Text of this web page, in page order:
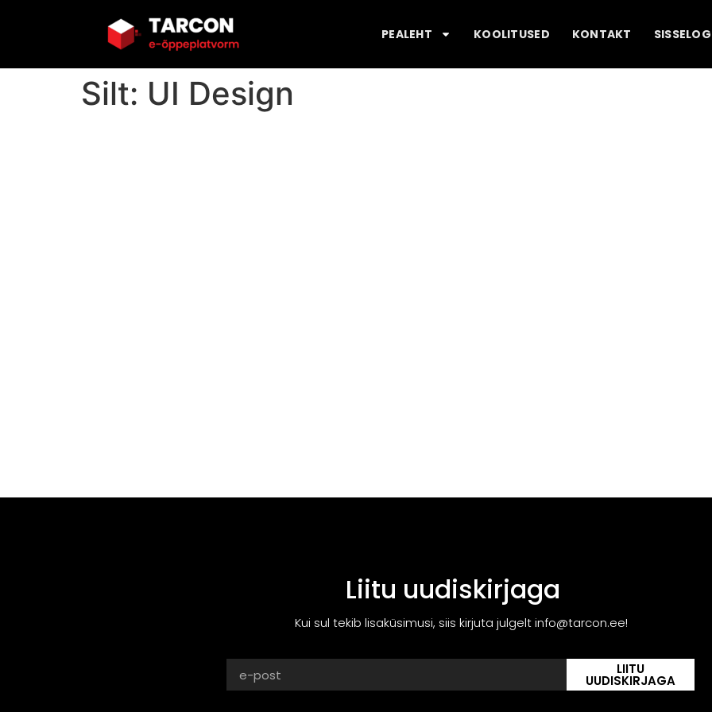
PEALEHT KOOLITUSED KONTAKT
Silt: UI Design
Liitu uudiskirjaga
Kui sul tekib lisaküsimusi, siis kirjuta julgelt info@tarcon.ee!
LIITU
UUDISKIRJAGA